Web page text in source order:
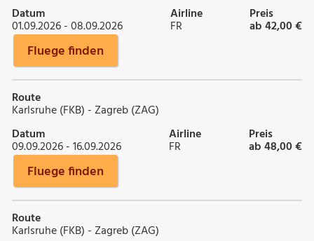
Datum
01.09.2026 - 08.09.2026
Airline
FR
Preis
ab 42,00 €
Fluege finden
Route
Karlsruhe (FKB) - Zagreb (ZAG)
Datum
09.09.2026 - 16.09.2026
Airline
FR
Preis
ab 48,00 €
Fluege finden
Route
Karlsruhe (FKB) - Zagreb (ZAG)